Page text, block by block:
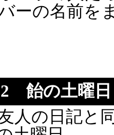
ーの名前を
飴の土曜
人の日記と